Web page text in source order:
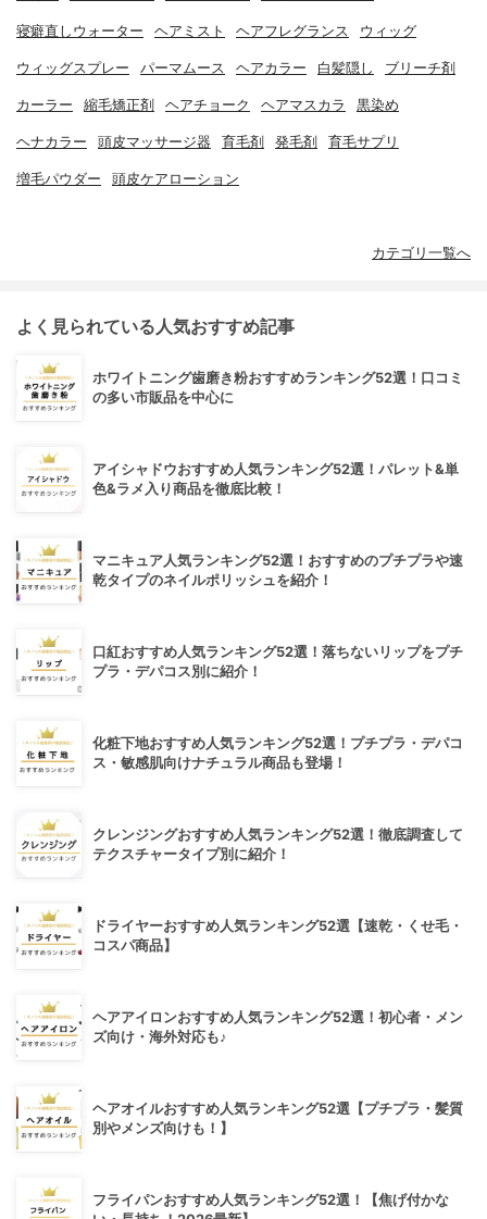
寝癖直しウォーター ヘアミスト ヘアフレグランス ウィッグ
ウィッグスプレー パーマムース ヘアカラー 白髪隠し ブリーチ剤
カーラー 縮毛矯正剤 ヘアチョーク ヘアマスカラ 黒染め
ヘナカラー 頭皮マッサージ器 育毛剤 発毛剤 育毛サプリ
増毛パウダー 頭皮ケアローション
カテゴリ一覧へ
よく見られている人気おすすめ記事
ホワイトニング歯磨き粉おすすめランキング52選！口コミ
の多い市販品を中心に
アイシャドウおすすめ人気ランキング52選！パレット&単
色&ラメ入り商品を徹底比較！
マニキュア人気ランキング52選！おすすめのプチプラや速
乾タイプのネイルポリッシュを紹介！
口紅おすすめ人気ランキング52選！落ちないリップをプチ
プラ・デパコス別に紹介！
化粧下地おすすめ人気ランキング52選！プチプラ・デパコ
ス・敏感肌向けナチュラル商品も登場！
クレンジングおすすめ人気ランキング52選！徹底調査して
テクスチャータイプ別に紹介！
ドライヤーおすすめ人気ランキング52選【速乾・くせ毛・
コスパ商品】
ヘアアイロンおすすめ人気ランキング52選！初心者・メン
ズ向け・海外対応も♪
ヘアオイルおすすめ人気ランキング52選【プチプラ・髪質
別やメンズ向けも！】
フライパンおすすめ人気ランキング52選！【焦げ付かな